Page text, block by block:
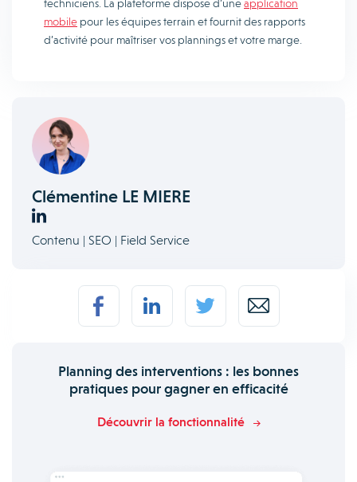
techniciens. La plateforme dispose d’uneapplication
mobile pour les équipes terrain et fournit des rapports
d’activité pour maîtriser vos plannings et votre marge.
Clémentine LE MIERE
Contenu | SEO | Field Service
Planning des interventions : les bonnes
pratiques pour gagner en efficacité
Découvrir la fonctionnalité